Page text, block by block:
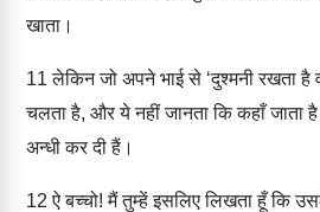
खाता।
11 लेकिन जो अपने भाई से ‘दुश्मनी रखता
चलता है, और ये नहीं जानता कि कहाँ
अन्धी कर दी हैं।
12 ऐ बच्चो! मैं तुम्हें इसलिए लिखता हूँ कि